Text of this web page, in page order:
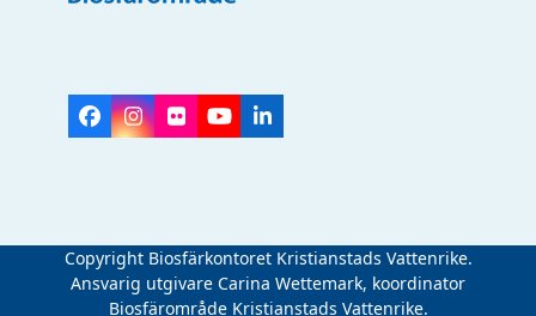
Facebook
Instagram
FlickrYouTubeLinkedIn
Copyright Biosfärkontoret Kristianstads Vattenrike.
Ansvarig utgivare Carina Wettemark, koordinator
Biosfärområde Kristianstads Vattenrike.